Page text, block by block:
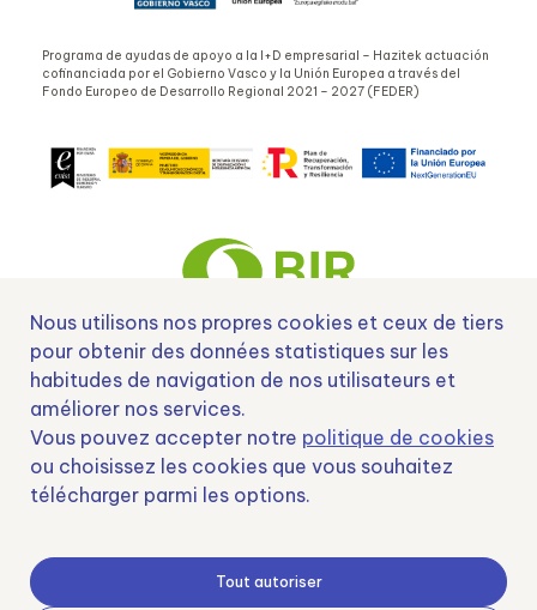
Programa de ayudas de apoyo a la I+D empresarial – Hazitek actuación
cofinanciada por el Gobierno Vasco y la Unión Europea a través del
Fondo Europeo de Desarrollo Regional 2021 – 2027 (FEDER)
Nº EXP 00152378 / SNEO-20222129 Financiado por la Unión Europea –
NextGenerationEU y apoyado por el CDTI.
apoyo es contribuir al desarrollo internacional de la empresa y de su entorno.
Fondo Europeo de Desarrollo Regional
Nous utilisons nos propres cookies et ceux de tiers
pour obtenir des données statistiques sur les
habitudes de navigation de nos utilisateurs et
améliorer nos services.
Vous pouvez accepter notre politique de cookies
ou choisissez les cookies que vous souhaitez
télécharger parmi les options.
Tout autoriser